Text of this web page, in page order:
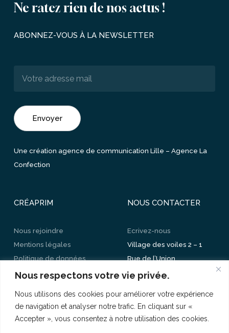
Nous respectons votre vie privée.
Nous utilisons des cookies pour améliorer votre expérience
de navigation et analyser notre trafic. En cliquant sur «
Accepter », vous consentez à notre utilisation des cookies.
Ne ratez rien de nos actus !
ABONNEZ-VOUS À LA NEWSLETTER
Une création agence de communication Lille – Agence La
Confection
CRÉAPRIM
Nous rejoindre
Mentions légales
Politique de données
personnelles
NOUS CONTACTER
Ecrivez-nous
Village des voiles 2 – 1
Rue de l’Union
CS 30205 – 59520